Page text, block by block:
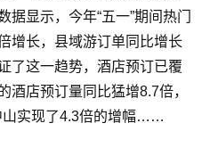
显示，今年“五一”期间热门
增长，县域游订单同比增长
了这一趋势，酒店预订已覆
酒店预订量同比猛增8.7倍，
山实现了4.3倍的增幅……